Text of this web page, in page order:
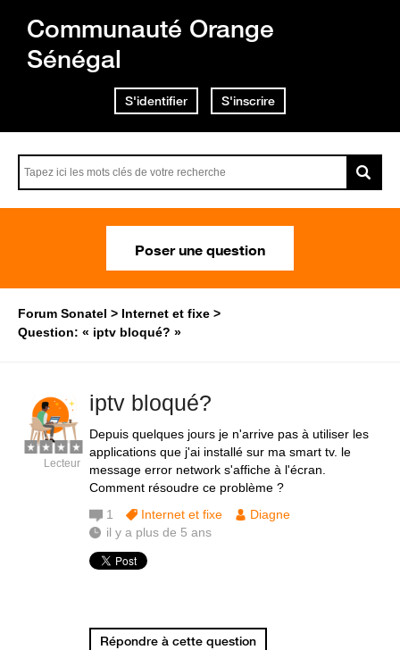
Communauté Orange
Sénégal
S'identifier S'inscrire
Poser une question
Forum Sonatel
Internet et fixe
Question: « iptv bloqué? »
iptv bloqué?
Depuis quelques jours je n'arrive pas à utiliser les
applications que j'ai installé sur ma smart tv. le
message error network s'affiche à l'écran.
Comment résoudre ce problème ?
Lecteur
1 Internet et fixe
Diagne
il y a plus de 5 ans
Répondre à cette question